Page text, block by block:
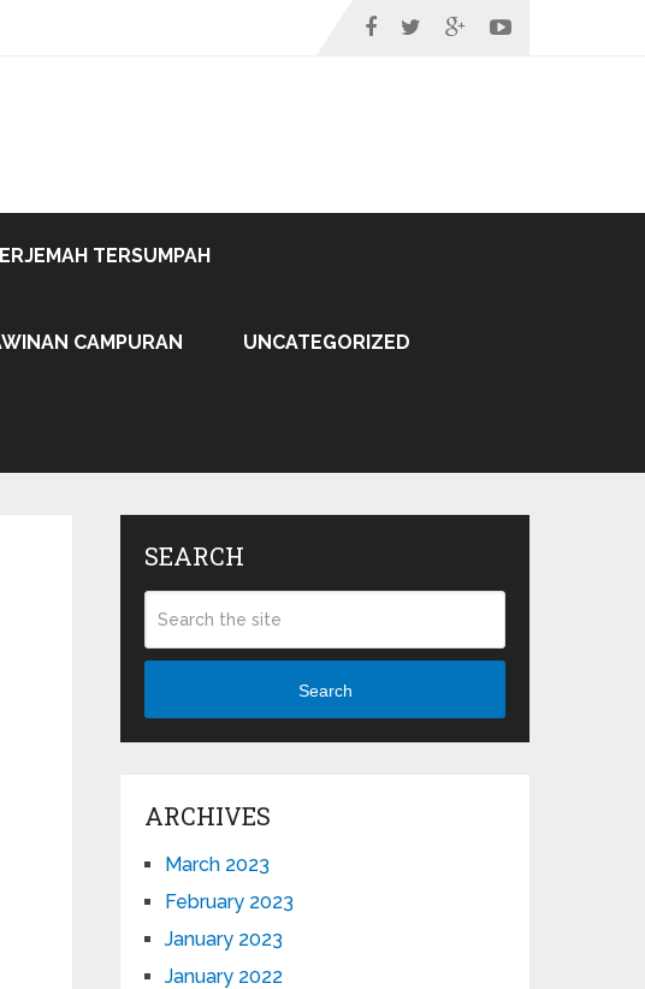
TERSUMPAH
CAMPURAN UNCATEGORIZED
SEARCH
Search
ARCHIVES
March 2023
February 2023
January 2023
January 2022